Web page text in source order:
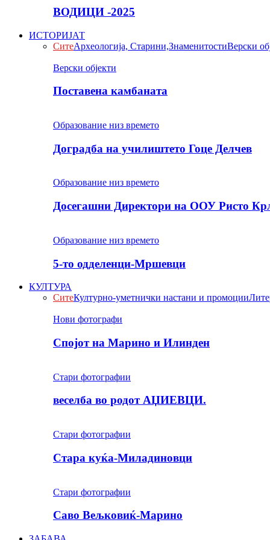
ВОДИЦИ -2025
ИСТОРИЈАТ
СитеАрхеологија, Старини,ЗнаменитостиВерски
Верски објекти
Поставена камбаната
Образование низ времето
Доградба на училиштето Гоце Делчев
Образование низ времето
Досегашни Директори на ООУ Ристо
Образование низ времето
5-то одделенци-Мршевци
КУЛТУРА
СитеКултурно-уметнички настани и промоции
Нови фотографи
Спојот на Марино и Илинден
Стари фотографии
веселба во родот АЏИЕВЦИ.
Стари фотографии
Стара куќа-Миладиновци
Стари фотографии
Саво Вељковиќ-Марино